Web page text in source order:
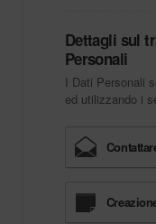
Dettagli sul
Personali
I Dati Personali
ed utilizzando i